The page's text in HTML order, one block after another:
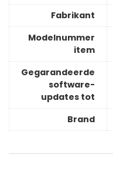
Fabrikant
Modelnummer
item
Gegarandeerde
software-
updates tot
Brand